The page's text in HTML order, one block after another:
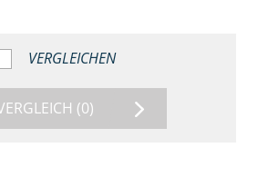
VERGLEICHEN
(0)